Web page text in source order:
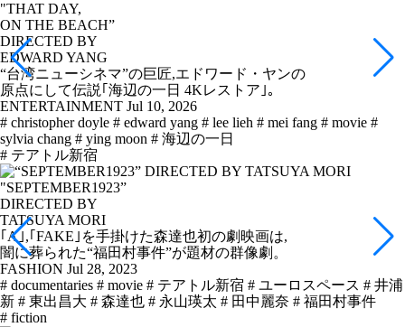
"THAT DAY,
ON THE BEACH”
DIRECTED BY
EDWARD YANG
“台湾ニューシネマ”の巨匠,エドワード・ヤンの
原点にして伝説｢海辺の一日 4Kレストア｣。
ENTERTAINMENT Jul 10, 2026
# christopher doyle # edward yang # lee lieh # mei fang # movie #
sylvia chang # ying moon # 海辺の一日
# テアトル新宿
"SEPTEMBER1923”
DIRECTED BY
TATSUYA MORI
｢A｣,｢FAKE｣を手掛けた森達也初の劇映画は,
闇に葬られた“福田村事件”が題材の群像劇。
FASHION Jul 28, 2023
# documentaries # movie # テアトル新宿 # ユーロスペース # 井浦
新 # 東出昌大 # 森達也 # 永山瑛太 # 田中麗奈 # 福田村事件
# fiction